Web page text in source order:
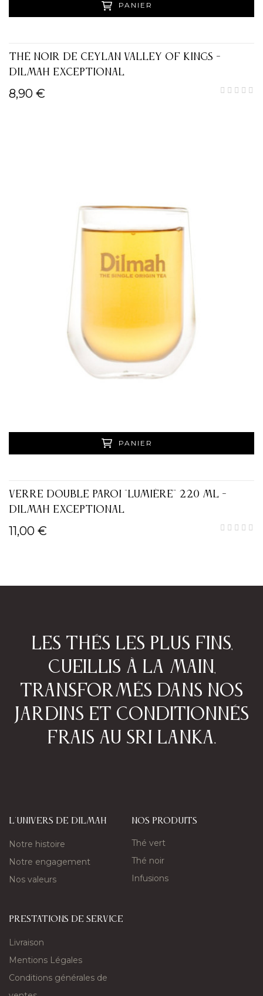
PANIER
THÉ NOIR DE CEYLAN VALLEY OF KINGS -
DILMAH EXCEPTIONAL
8,90 €
PANIER
VERRE DOUBLE PAROI "LUMIÈRE" 220 ML -
DILMAH EXCEPTIONAL
11,00 €
Les thés les plus fins,
cueillis à la main,
transformés dans nos
jardins et conditionnés
frais au Sri Lanka.​
L'univers de Dilmah
Notre histoire
Notre engagement
Nos valeurs
nos produits
Thé vert
Thé noir
Infusions
PRESTATIONS DE SERVICE
Livraison
Mentions Légales
Conditions générales de